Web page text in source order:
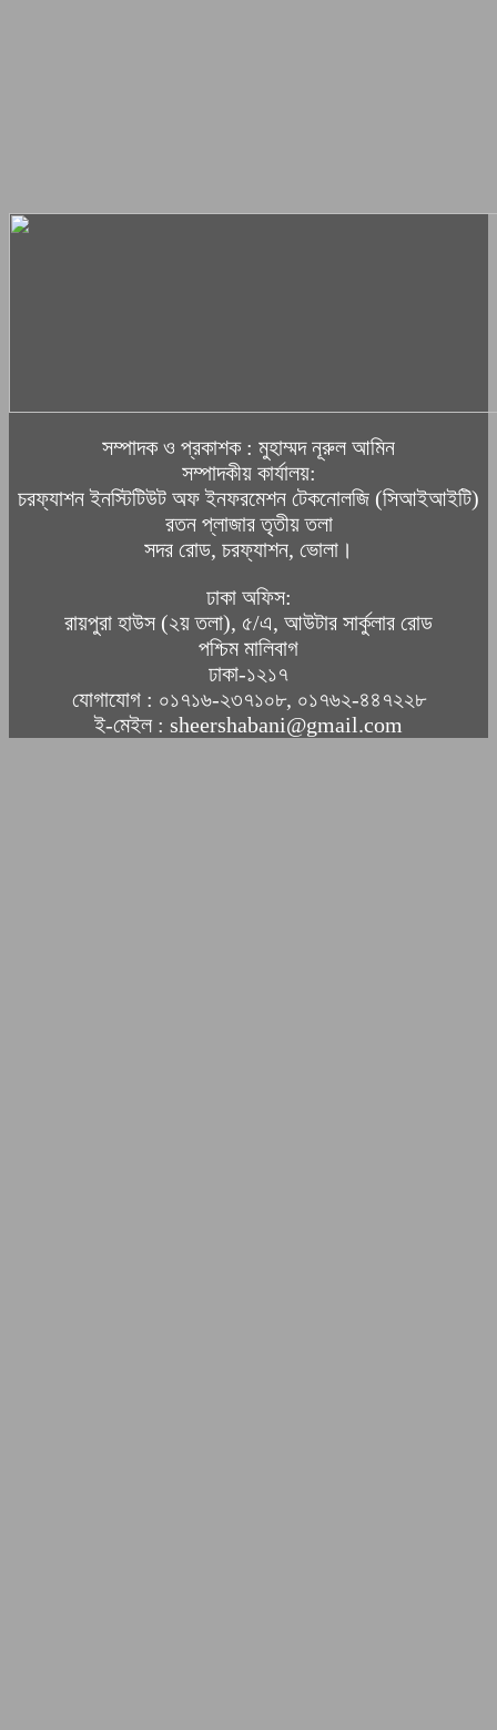
সম্পাদক ও প্রকাশক : মুহাম্মদ নূরুল আমিন
সম্পাদকীয় কার্যালয়:
চরফ্যাশন ইনস্টিটিউট অফ ইনফরমেশন টেকনোলজি (সিআইআইটি)
রতন প্লাজার তৃতীয় তলা
সদর রোড, চরফ্যাশন, ভোলা।
ঢাকা অফিস:
রায়পুরা হাউস (২য় তলা), ৫/এ, আউটার সার্কুলার রোড
পশ্চিম মালিবাগ
ঢাকা-১২১৭
যোগাযোগ : ০১৭১৬-২৩৭১০৮, ০১৭৬২-৪৪৭২২৮
ই-মেইল : sheershabani@gmail.com